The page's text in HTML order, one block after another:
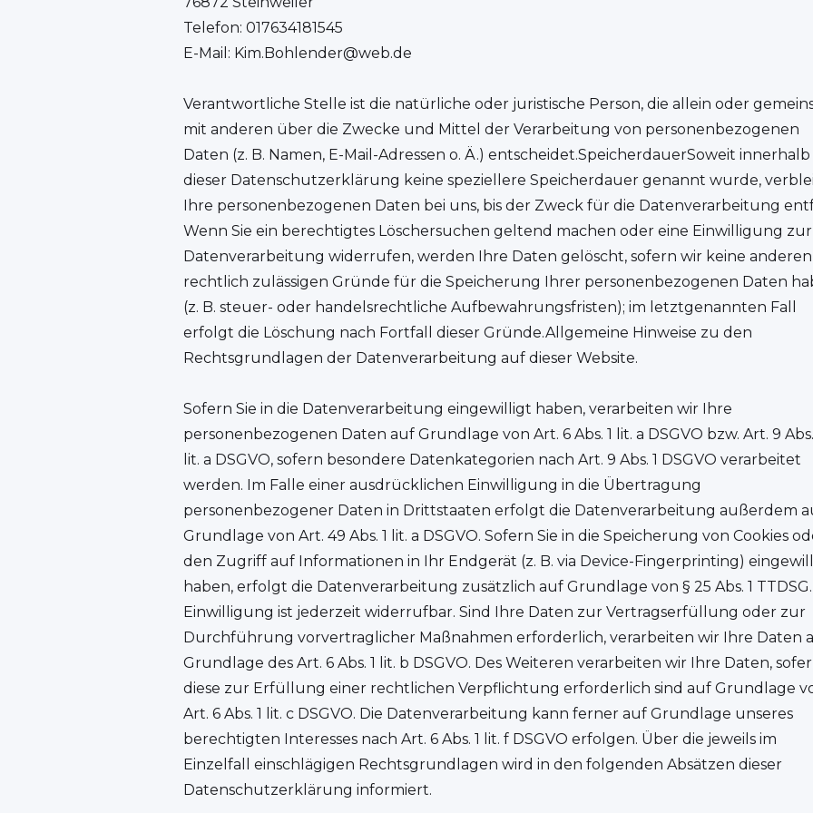
Telefon: 017634181545
E-Mail: Kim.Bohlender@web.de
Verantwortliche Stelle ist die natürliche oder juristische Person, die allein oder
mit anderen über die Zwecke und Mittel der Verarbeitung von personenbezogenen
Daten (z. B. Namen, E-Mail-Adressen o. Ä.) entscheidet.SpeicherdauerSoweit innerhalb
dieser Datenschutzerklärung keine speziellere Speicherdauer genannt wurde,
Ihre personenbezogenen Daten bei uns, bis der Zweck für die Datenverarbeitung
Wenn Sie ein berechtigtes Löschersuchen geltend machen oder eine Einwilligung zur
Datenverarbeitung widerrufen, werden Ihre Daten gelöscht, sofern wir keine anderen
rechtlich zulässigen Gründe für die Speicherung Ihrer personenbezogenen Daten
(z. B. steuer- oder handelsrechtliche Aufbewahrungsfristen); im letztgenannten Fall
erfolgt die Löschung nach Fortfall dieser Gründe.Allgemeine Hinweise zu den
Rechtsgrundlagen der Datenverarbeitung auf dieser Website.
Sofern Sie in die Datenverarbeitung eingewilligt haben, verarbeiten wir Ihre
personenbezogenen Daten auf Grundlage von Art. 6 Abs. 1 lit. a DSGVO bzw. Art. 9
lit. a DSGVO, sofern besondere Datenkategorien nach Art. 9 Abs. 1 DSGVO verarbeitet
werden. Im Falle einer ausdrücklichen Einwilligung in die Übertragung
personenbezogener Daten in Drittstaaten erfolgt die Datenverarbeitung außerdem
Grundlage von Art. 49 Abs. 1 lit. a DSGVO. Sofern Sie in die Speicherung von Cookies
den Zugriff auf Informationen in Ihr Endgerät (z. B. via Device-Fingerprinting)
haben, erfolgt die Datenverarbeitung zusätzlich auf Grundlage von § 25 Abs. 1 TTDSG.
Einwilligung ist jederzeit widerrufbar. Sind Ihre Daten zur Vertragserfüllung oder zur
Durchführung vorvertraglicher Maßnahmen erforderlich, verarbeiten wir Ihre Daten
Grundlage des Art. 6 Abs. 1 lit. b DSGVO. Des Weiteren verarbeiten wir Ihre Daten,
diese zur Erfüllung einer rechtlichen Verpflichtung erforderlich sind auf Grundlage
Art. 6 Abs. 1 lit. c DSGVO. Die Datenverarbeitung kann ferner auf Grundlage unseres
berechtigten Interesses nach Art. 6 Abs. 1 lit. f DSGVO erfolgen. Über die jeweils im
Einzelfall einschlägigen Rechtsgrundlagen wird in den folgenden Absätzen dieser
Datenschutzerklärung informiert.